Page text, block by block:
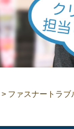
> ファスナートラブ